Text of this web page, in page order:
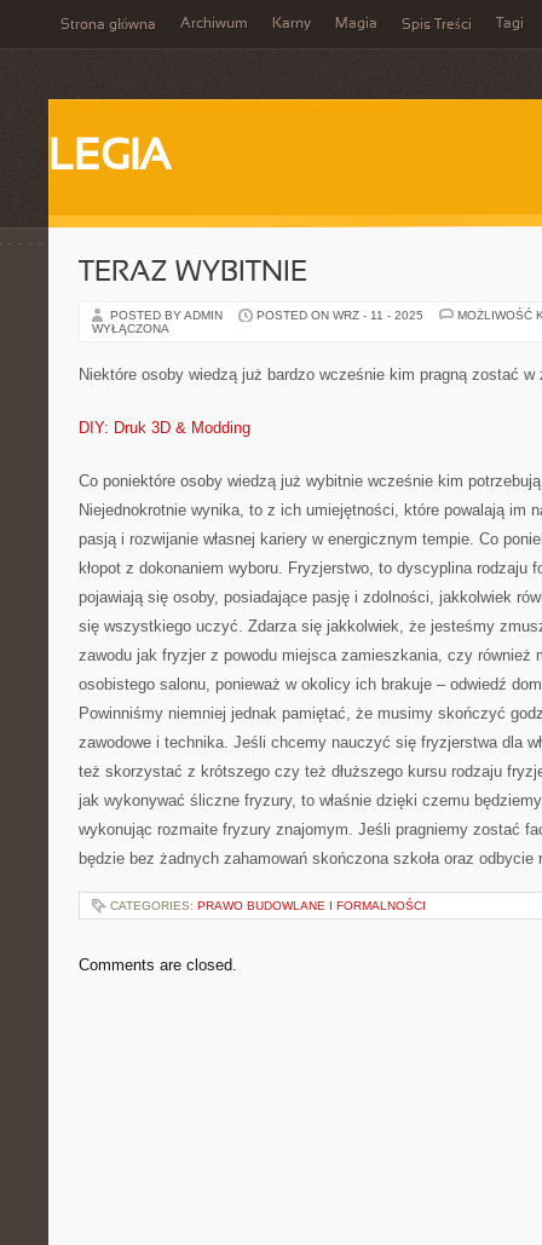
Strona główna Archiwum Karny Magia Spis Treści Tagi
LEGIA
TERAZ WYBITNIE
POSTED BY ADMIN POSTED ON WRZ - 11 - 2025
MOŻLIWOŚĆ
WYŁĄCZONA
Niektóre osoby wiedzą już bardzo wcześnie kim pragną zostać w
DIY: Druk 3D & Modding
Co poniektóre osoby wiedzą już wybitnie wcześnie kim
Niejednokrotnie wynika, to z ich umiejętności, które powalają im
pasją i rozwijanie własnej kariery w energicznym tempie. Co
kłopot z dokonaniem wyboru. Fryzjerstwo, to dyscyplina rodzaju
pojawiają się osoby, posiadające pasję i zdolności, jakkolwiek
się wszystkiego uczyć. Zdarza się jakkolwiek, że jesteśmy
zawodu jak fryzjer z powodu miejsca zamieszkania, czy również
osobistego salonu, ponieważ w okolicy ich brakuje – odwiedź
Powinniśmy niemniej jednak pamiętać, że musimy skończyć
zawodowe i technika. Jeśli chcemy nauczyć się fryzjerstwa dla
też skorzystać z krótszego czy też dłuższego kursu rodzaju
jak wykonywać śliczne fryzury, to właśnie dzięki czemu
wykonując rozmaite fryzury znajomym. Jeśli pragniemy zostać
będzie bez żadnych zahamowań skończona szkoła oraz
CATEGORIES: PRAWO BUDOWLANE I FORMALNOŚCI
Comments are closed.